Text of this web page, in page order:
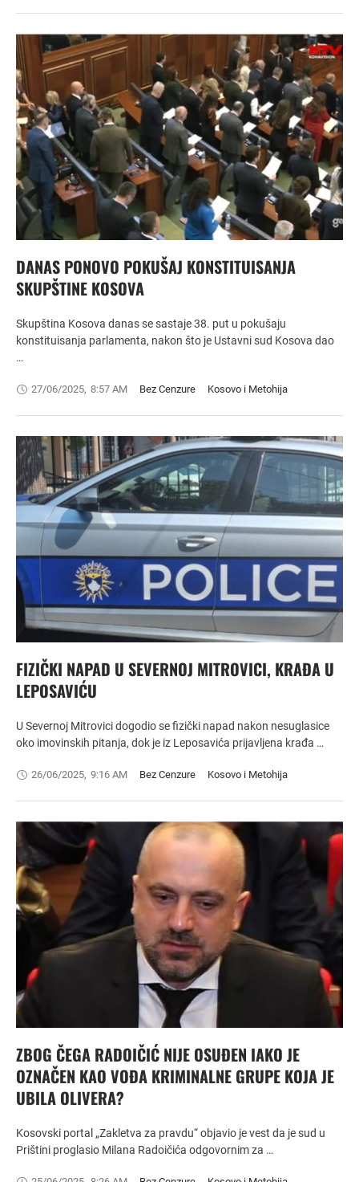
DANAS PONOVO POKUŠAJ KONSTITUISANJA
SKUPŠTINE KOSOVA
Skupština Kosova danas se sastaje 38. put u pokušaju
konstituisanja parlamenta, nakon što je Ustavni sud Kosova dao
…
27/06/2025, 8:57 AM Bez Cenzure Kosovo i Metohija
FIZIČKI NAPAD U SEVERNOJ MITROVICI, KRAĐA U
LEPOSAVIĆU
U Severnoj Mitrovici dogodio se fizički napad nakon nesuglasice
oko imovinskih pitanja, dok je iz Leposavića prijavljena krađa …
26/06/2025, 9:16 AM Bez Cenzure Kosovo i Metohija
ZBOG ČEGA RADOIČIĆ NIJE OSUĐEN IAKO JE
OZNAČEN KAO VOĐA KRIMINALNE GRUPE KOJA JE
UBILA OLIVERA?
Kosovski portal „Zakletva za pravdu“ objavio je vest da je sud u
Prištini proglasio Milana Radoičića odgovornim za …